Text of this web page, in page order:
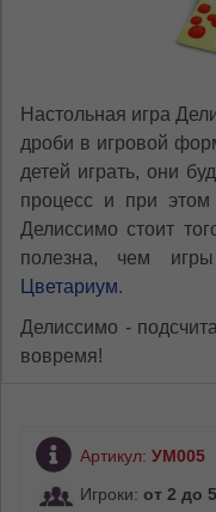
Настольная игра
дроби в игровой
детей играть, они
процесс и при этом
Делиссимо стоит
полезна, чем
Цветариум.
Делиссимо -
вовремя!
Артикул: УМ005
Игроки: от 2 до 5